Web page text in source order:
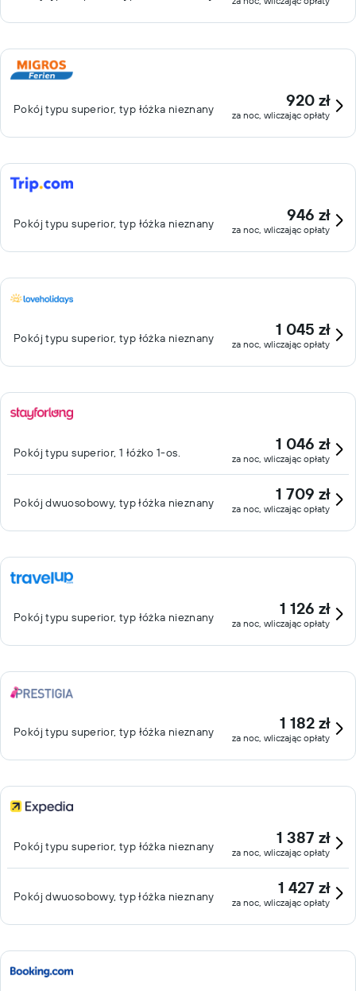
Pokój typu superior, typ łóżka nieznany 920 zł
za noc, wliczając opłaty
Pokój typu superior, typ łóżka nieznany 946 zł
za noc, wliczając opłaty
Pokój typu superior, typ łóżka nieznany 1 045 zł
za noc, wliczając opłaty
Pokój typu superior, 1 łóżko 1-os. 1 046 zł
za noc, wliczając opłaty
Pokój dwuosobowy, typ łóżka nieznany 1 709 zł
za noc, wliczając opłaty
Pokój typu superior, typ łóżka nieznany 1 126 zł
za noc, wliczając opłaty
Pokój typu superior, typ łóżka nieznany 1 182 zł
za noc, wliczając opłaty
Pokój typu superior, typ łóżka nieznany 1 387 zł
za noc, wliczając opłaty
Pokój dwuosobowy, typ łóżka nieznany 1 427 zł
za noc, wliczając opłaty